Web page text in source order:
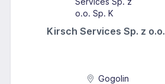
Kirsch Services Sp. z
Gogolin